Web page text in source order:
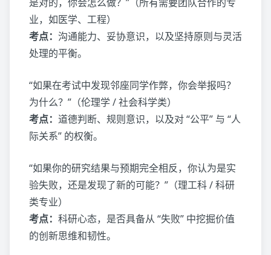
业，如医学、工程）
考点： 沟通能力、妥协意识，以及坚持原则与灵活
处理的平衡。
“如果在考试中发现邻座同学作弊，你会举报吗？
为什么？”（伦理学 / 社会科学类）
考点： 道德判断、规则意识，以及对 “公平” 与 “人
际关系” 的权衡。
“如果你的研究结果与预期完全相反，你认为是实
验失败，还是发现了新的可能？”（理工科 / 科研
类专业）
考点： 科研心态，是否具备从 “失败” 中挖掘价值
的创新思维和韧性。